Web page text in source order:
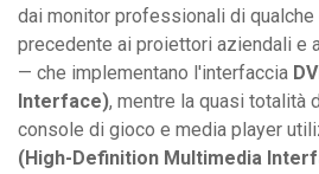
dai monitor professionali di qualche
precedente ai proiettori aziendali e
— che implementano l'interfaccia
Interface), mentre la quasi totalità
console di gioco e media player
(High-Definition Multimedia